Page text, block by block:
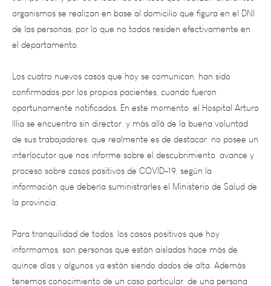
el departamento.
Los cuatro nuevos casos que hoy se comunican, han sido
confirmados por los propios pacientes, cuando fueron
oportunamente notificados. En este momento, el Hospital Arturo
Illia se encuentra sin director, y más allá de la buena voluntad
de sus trabajadores, que realmente es de destacar, no posee un
interlocutor que nos informe sobre el descubrimiento, avance y
proceso sobre casos positivos de COVID-19, según la
información que debería suministrarles el Ministerio de Salud de
la provincia.
Para tranquilidad de todos, los casos positivos que hoy
informamos, son personas que están aisladas hace más de
quince días y algunos ya están siendo dados de alta. Además
tenemos conocimiento de un caso particular, de una persona